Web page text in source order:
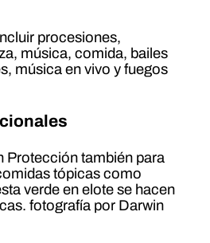
procesiones,
música, comida, bailes
música en vivo y fuegos
Protección también para
tópicas como
verde en elote se hacen
fotografía por Darwin